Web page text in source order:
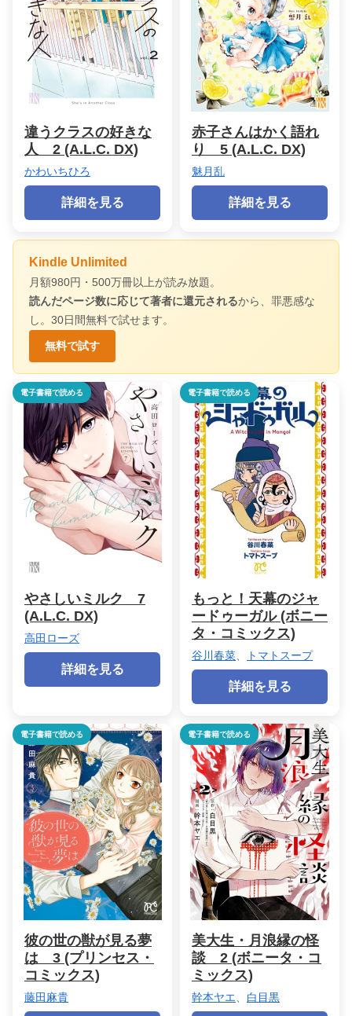
違うクラスの好きな
人 2 (A.L.C. DX)
かわいちひろ
詳細を見る
赤子さんはかく語れ
り 5 (A.L.C. DX)
魅月乱
詳細を見る
Kindle Unlimited
月額980円・500万冊以上が読み放題。
読んだページ数に応じて著者に還元されるから、罪悪感な
し。30日間無料で試せます。
無料で試す
電子書籍で読める
やさしいミルク 7
(A.L.C. DX)
高田ローズ
詳細を見る
電子書籍で読める
もっと！天幕のジャ
ードゥーガル (ボニー
タ・コミックス)
谷川春菜 トマトスープ
詳細を見る
電子書籍で読める
彼の世の獣が見る夢
は 3 (プリンセス・
コミックス)
藤田麻貴
電子書籍で読める
美大生・月浪縁の怪
談 2 (ボニータ・コ
ミックス)
幹本ヤエ 白目黒